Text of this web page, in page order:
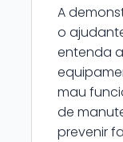
A
o
entenda
mau
de
prevenir